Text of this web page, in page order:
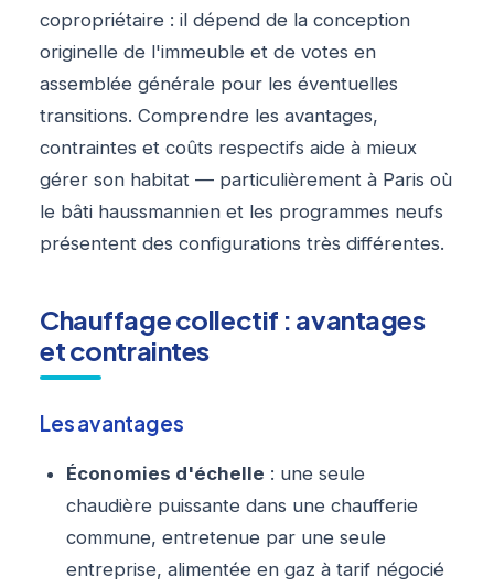
copropriétaire : il dépend de la conception
originelle de l'immeuble et de votes en
assemblée générale pour les éventuelles
transitions. Comprendre les avantages,
contraintes et coûts respectifs aide à mieux
gérer son habitat — particulièrement à Paris où
le bâti haussmannien et les programmes neufs
présentent des configurations très différentes.
Chauffage collectif : avantages
et contraintes
Les avantages
Économies d'échelle : une seule
chaudière puissante dans une chaufferie
commune, entretenue par une seule
entreprise, alimentée en gaz à tarif négocié